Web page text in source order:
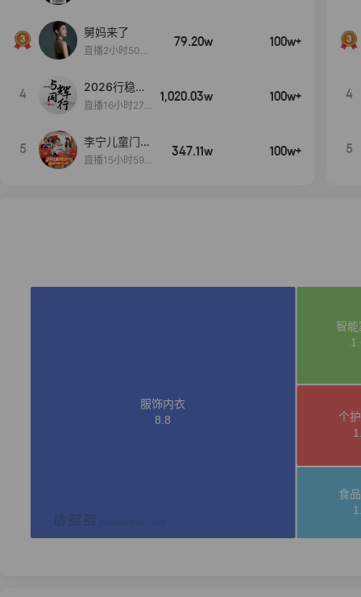
启！
舅妈来了
直播2小时50分
79.20w 100w+
4
2026行稳致
远
直播16小时27
1,020.03w 100w+
5
李宁儿童门店
爆款赤兔8pr
直播15小时59
347.11w 100w+
4
5